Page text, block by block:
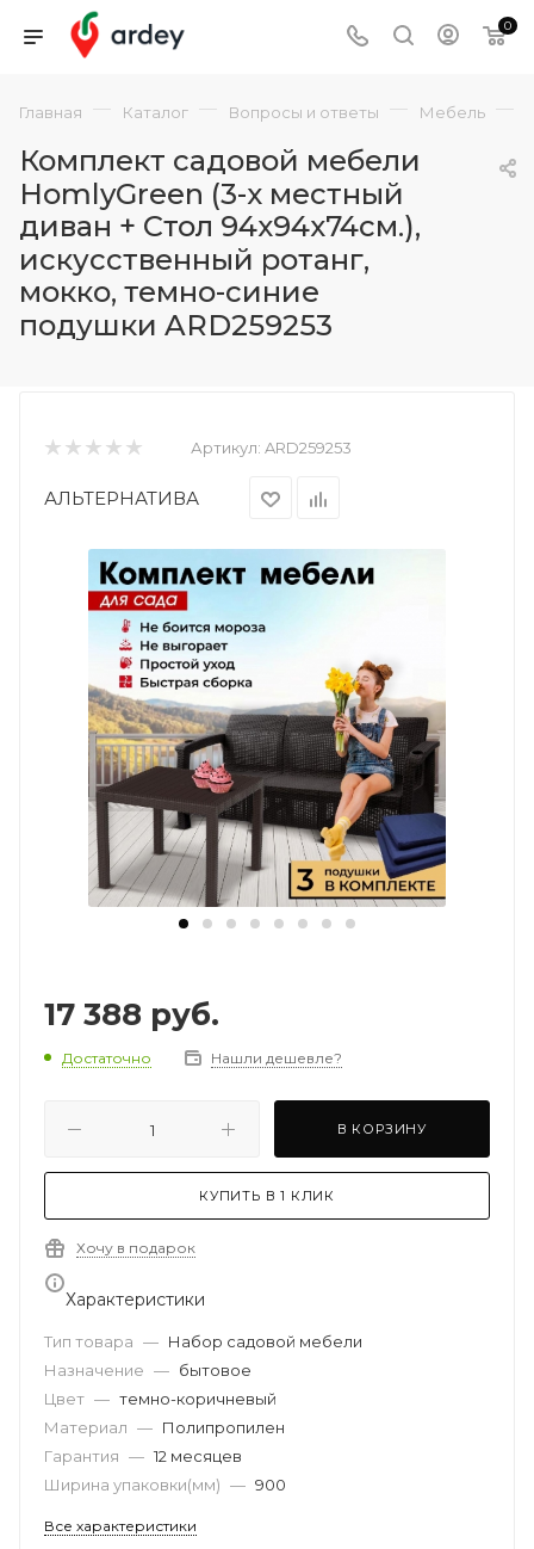
0
Главная — Каталог — Вопросы и ответы — Мебель —
Комплект садовой мебели
HomlyGreen (3-х местный
диван + Стол 94х94х74см.),
искусственный ротанг,
мокко, темно-синие
подушки ARD259253
Артикул: ARD259253
АЛЬТЕРНАТИВА
17 388 руб.
Достаточно Нашли дешевле?
В КОРЗИНУ
КУПИТЬ В 1 КЛИК
Хочу в подарок
Характеристики
Тип товара — Набор садовой мебели
Назначение — бытовое
Цвет — темно-коричневый
Материал — Полипропилен
Гарантия — 12 месяцев
Ширина упаковки(мм) — 900
Все характеристики